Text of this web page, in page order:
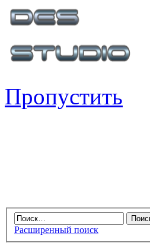
Пропустить
Расширенный поиск